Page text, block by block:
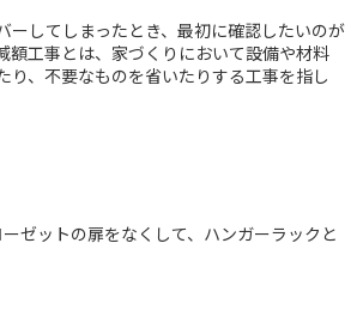
ーしてしまったとき、最初に確認したいのが
額工事とは、家づくりにおいて設備や材料
り、不要なものを省いたりする工事を指し
ゼットの扉をなくして、ハンガーラックと